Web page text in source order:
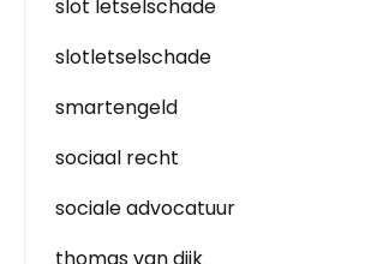
slot letselschade
slotletselschade
smartengeld
sociaal recht
sociale advocatuur